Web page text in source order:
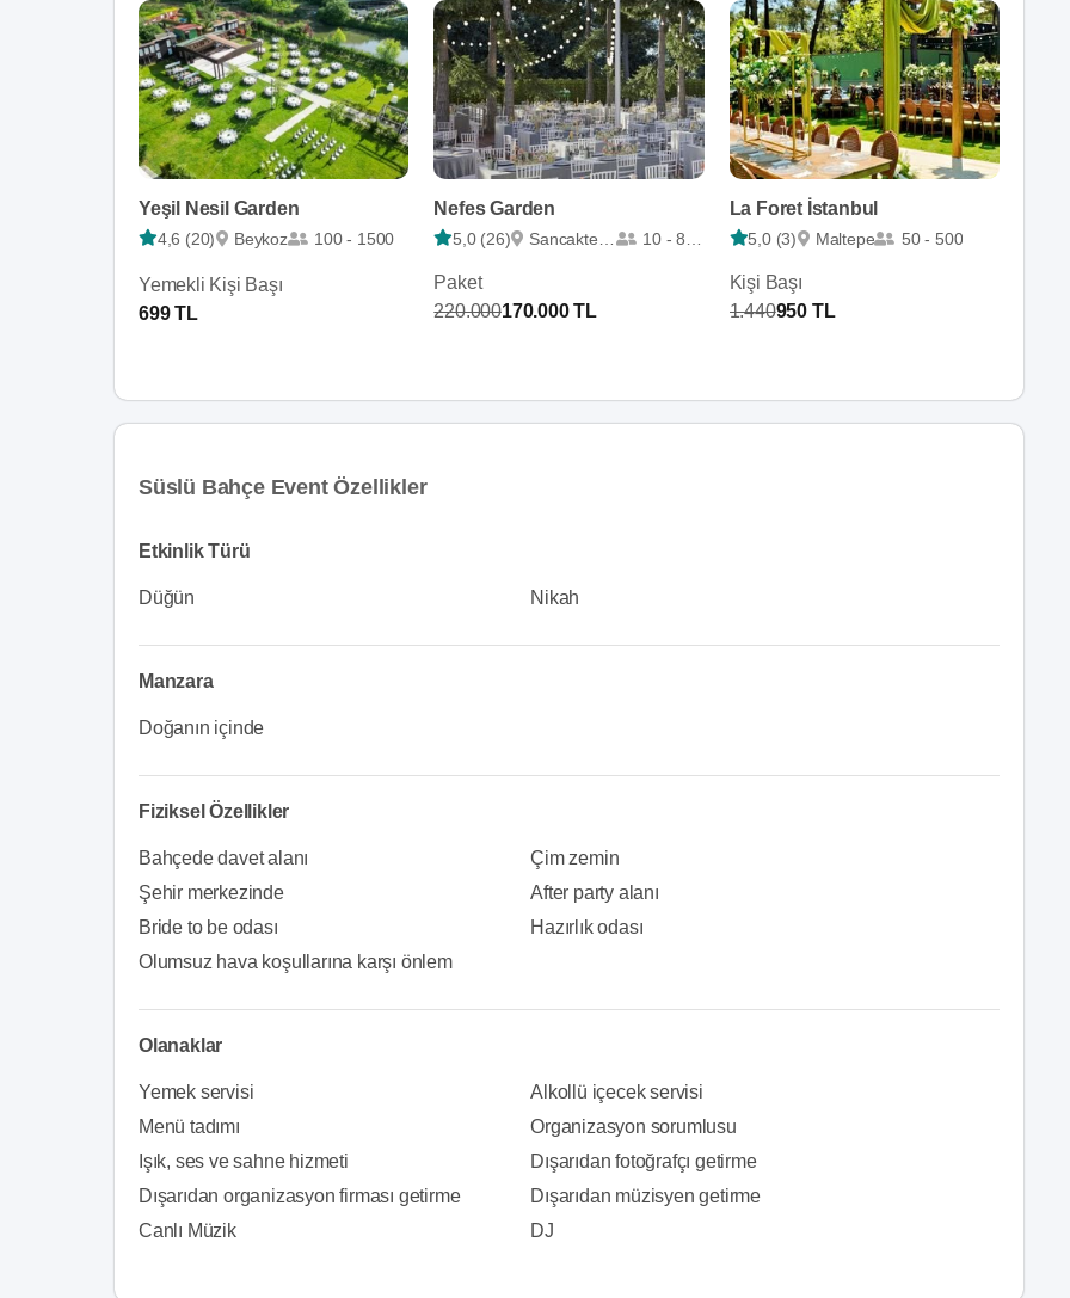
Yeşil Nesil Garden
4,6 (20) Beykoz 100 - 1500
Yemekli Kişi Başı
699 TL
Nefes Garden
5,0 (26) Sancaktepe 10 - 800
Paket
220.000170.000 TL
La Foret İstanbul
5,0 (3) Maltepe 50 - 500
Kişi Başı
1.440950 TL
Süslü Bahçe Event Özellikler
Etkinlik Türü
Düğün Nikah
Manzara
Doğanın içinde
Fiziksel Özellikler
Bahçede davet alanı
Çim zemin
Şehir merkezinde
After party alanı
Bride to be odası
Hazırlık odası
Olumsuz hava koşullarına karşı önlem
Olanaklar
Yemek servisi
Alkollü içecek servisi
Menü tadımı
Organizasyon sorumlusu
Işık, ses ve sahne hizmeti
Dışarıdan fotoğrafçı getirme
Dışarıdan organizasyon firması getirme
Dışarıdan müzisyen getirme
Canlı Müzik
DJ